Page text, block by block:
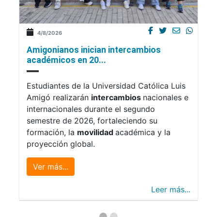
4/8/2026
Amigonianos inician intercambios
académicos en 20...
Estudiantes de la Universidad Católica Luis
Amigó realizarán intercambios nacionales e
internacionales durante el segundo
semestre de 2026, fortaleciendo su
formación, la movilidad académica y la
proyección global.
Ver más...
Leer más...